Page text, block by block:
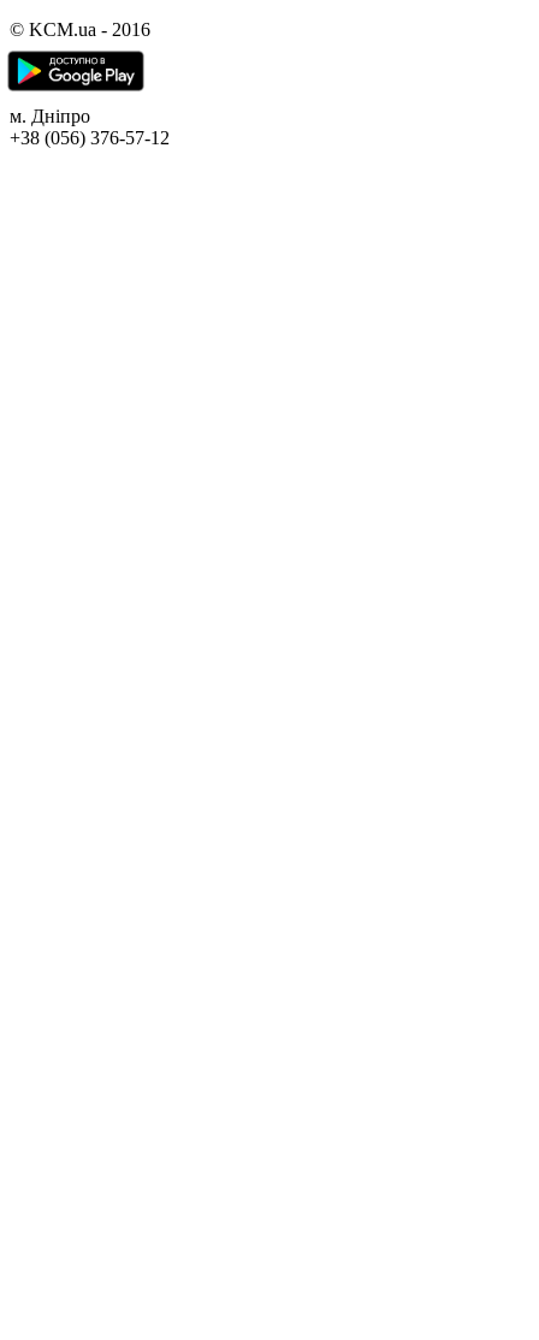
© KCM.ua - 2016
м. Дніпро
+38 (056) 376-57-12